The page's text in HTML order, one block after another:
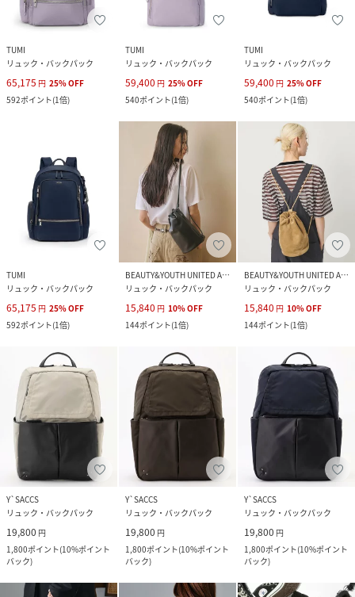
TUMI
リュック・バックパック
65,175 円 25%OFF
592ポイント(1倍)
TUMI
リュック・バックパック
59,400 円 25%OFF
540ポイント(1倍)
TUMI
リュック・バックパック
59,400 円 25%OFF
540ポイント(1倍)
TUMI
リュック・バックパック
65,175 円 25%OFF
592ポイント(1倍)
BEAUTY&YOUTH UNITED ARROWS
リュック・バックパック
15,840 円 10%OFF
144ポイント(1倍)
BEAUTY&YOUTH UNITED ARROWS
リュック・バックパック
15,840 円 10%OFF
144ポイント(1倍)
Y`SACCS
リュック・バックパック
19,800 円
1,800ポイント(10%ポイント
バック)
Y`SACCS
リュック・バックパック
19,800 円
1,800ポイント(10%ポイント
バック)
Y`SACCS
リュック・バックパック
19,800 円
1,800ポイント(10%ポイント
バック)